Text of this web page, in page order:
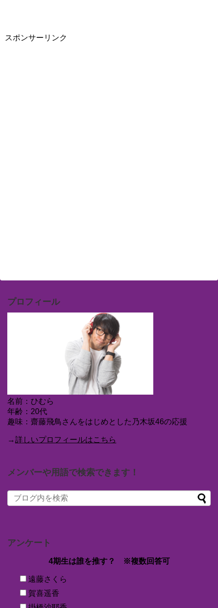
スポンサーリンク
プロフィール
名前：ひむら
年齢：20代
趣味：齋藤飛鳥さんをはじめとした乃木坂46の応援
→詳しいプロフィールはこちら
メンバーや用語で検索できます！
アンケート
4期生は誰を推す？ ※複数回答可
遠藤さくら
賀喜遥香